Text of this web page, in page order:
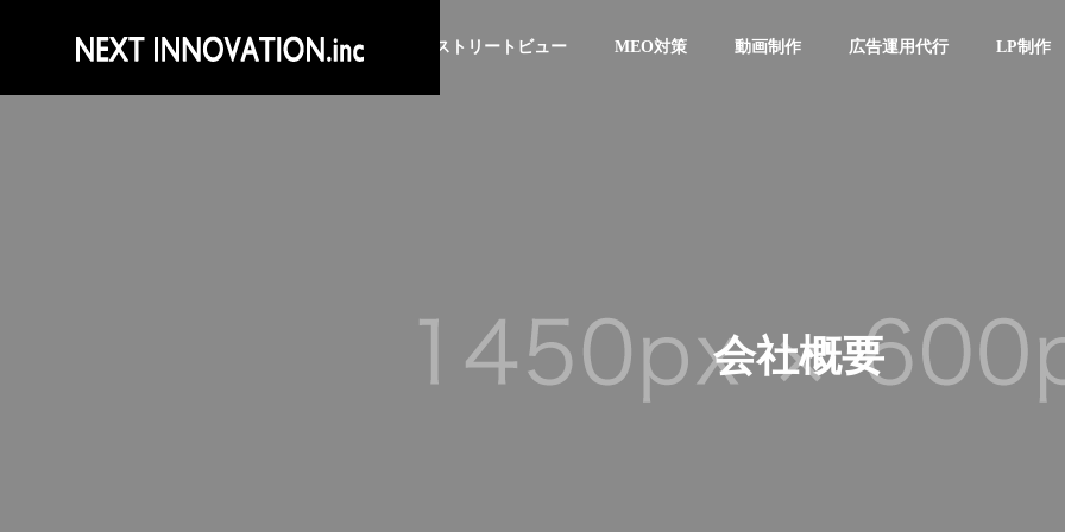
ストリートビュー MEO対策 動画制作 広告運用代行 LP制作
会社概要